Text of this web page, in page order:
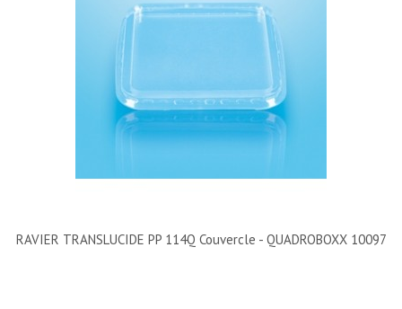
RAVIER TRANSLUCIDE PP 114Q Couvercle - QUADROBOXX 10097